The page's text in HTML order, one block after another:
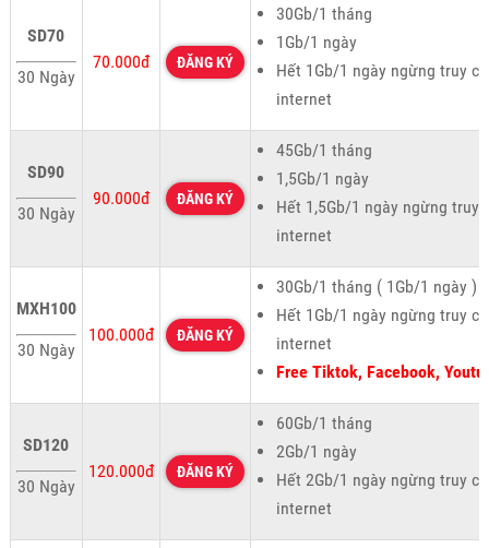
SD70
30 Ngày
70.000đ ĐĂNG KÝ
30Gb/1 tháng
1Gb/1 ngày
Hết 1Gb/1 ngày ngừng truy
internet
SD90
30 Ngày
90.000đ ĐĂNG KÝ
45Gb/1 tháng
1,5Gb/1 ngày
Hết 1,5Gb/1 ngày ngừng truy
internet
MXH100
30 Ngày
100.000đ ĐĂNG KÝ
30Gb/1 tháng ( 1Gb/1 ngày )
Hết 1Gb/1 ngày ngừng truy
internet
Free Tiktok, Facebook,
SD120
30 Ngày
120.000đ ĐĂNG KÝ
60Gb/1 tháng
2Gb/1 ngày
Hết 2Gb/1 ngày ngừng truy
internet